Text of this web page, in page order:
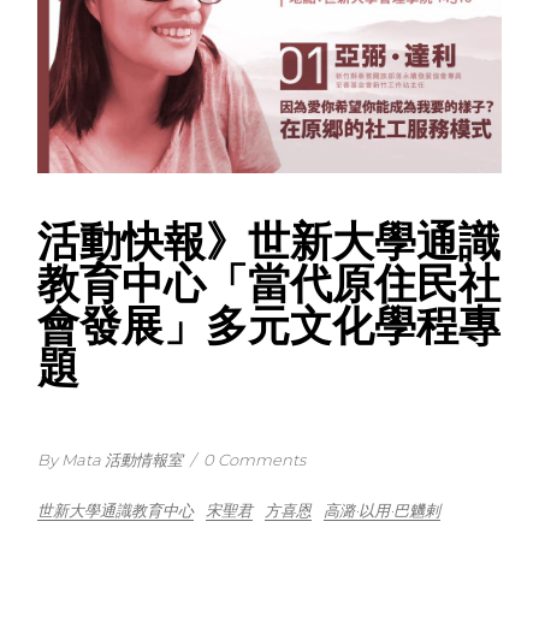
活動快報》世新大學通識
教育中心「當代原住民社
會發展」多元文化學程專
題
By Mata 活動情報室 / 0 Comments
世新大學通識教育中心 宋聖君 方喜恩 高潞·以用·巴魕剌